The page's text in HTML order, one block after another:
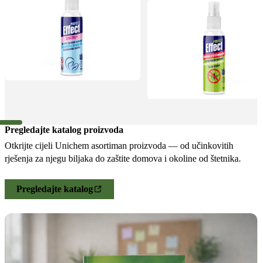
Pregledajte katalog proizvoda
Otkrijte cijeli Unichem asortiman proizvoda — od učinkovitih
rješenja za njegu biljaka do zaštite domova i okoline od štetnika.
Pregledajte katalog